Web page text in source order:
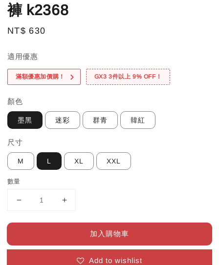
褲 k2368
Regular
NT$ 630
適用優惠
滿額優惠加價購！ GX3 3件以上 9% OFF！
顏色
墨黑 迷彩 群青 韓紅
尺寸
M L XL XXL
數量
加入購物車
Add to wishlist